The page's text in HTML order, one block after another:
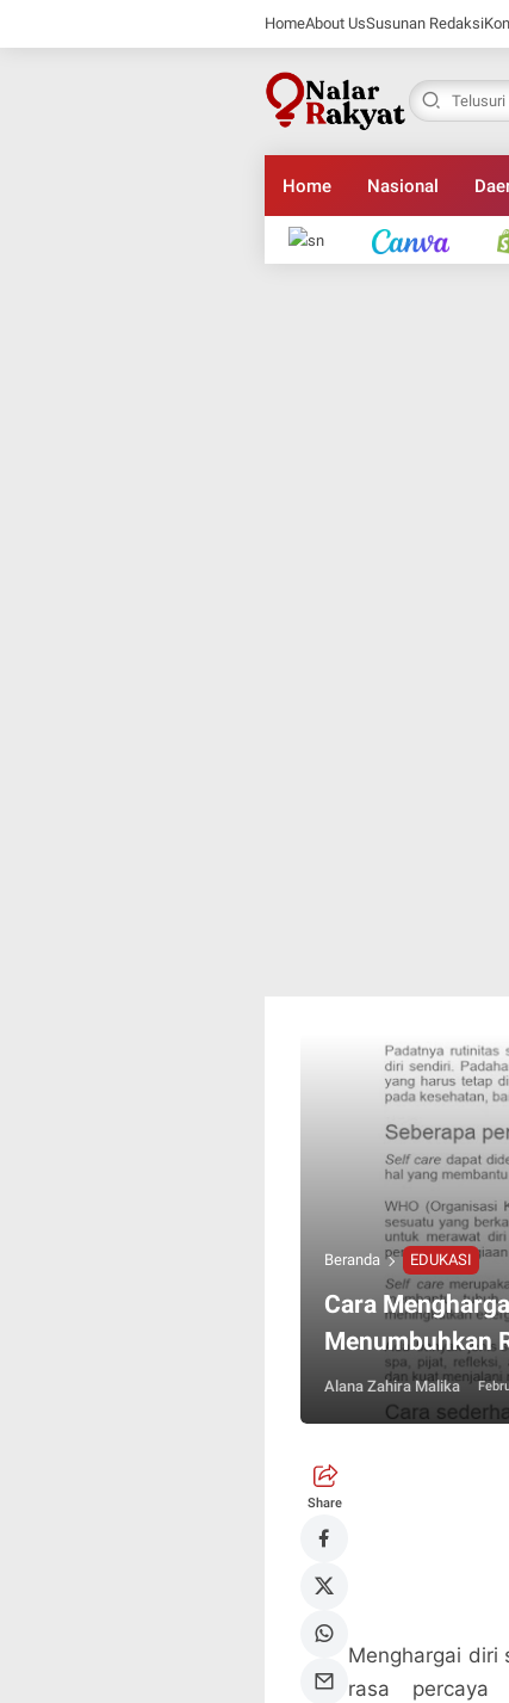
HomeAbout UsSusunan Redaksi
Home Nasional
Beranda EDUKASI
Cara
Menumbuhkan
Alana Zahira Malika
Share
Menghargai diri
rasa